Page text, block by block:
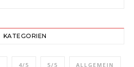
KATEGORIEN
4/5 5/5 ALLGEMEIN